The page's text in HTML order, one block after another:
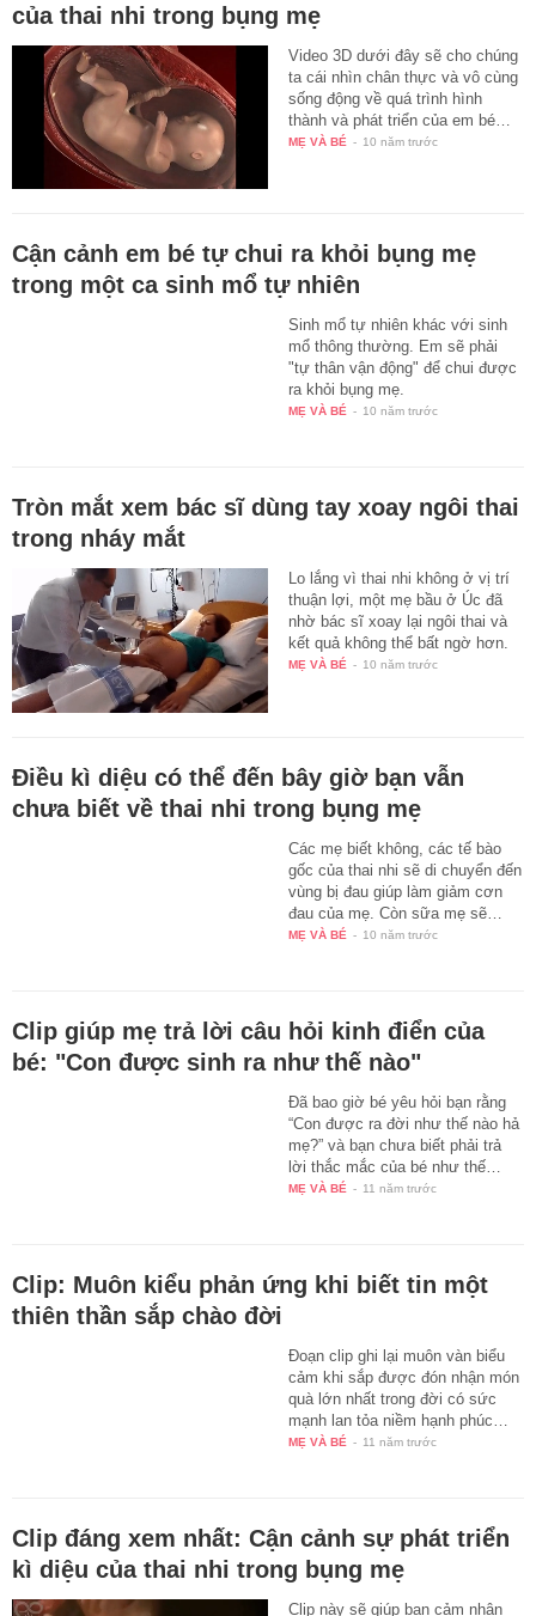
của thai nhi trong bụng mẹ
Video 3D dưới đây sẽ cho chúng
ta cái nhìn chân thực và vô cùng
sống động về quá trình hình
thành và phát triển của em bé…
MẸ VÀ BÉ - 10 năm trước
Cận cảnh em bé tự chui ra khỏi bụng mẹ
trong một ca sinh mổ tự nhiên
Sinh mổ tự nhiên khác với sinh
mổ thông thường. Em sẽ phải
"tự thân vận động" để chui được
ra khỏi bụng mẹ.
MẸ VÀ BÉ - 10 năm trước
Tròn mắt xem bác sĩ dùng tay xoay ngôi thai
trong nháy mắt
Lo lắng vì thai nhi không ở vị trí
thuận lợi, một mẹ bầu ở Úc đã
nhờ bác sĩ xoay lại ngôi thai và
kết quả không thể bất ngờ hơn.
MẸ VÀ BÉ - 10 năm trước
Điều kì diệu có thể đến bây giờ bạn vẫn
chưa biết về thai nhi trong bụng mẹ
Các mẹ biết không, các tế bào
gốc của thai nhi sẽ di chuyển đến
vùng bị đau giúp làm giảm cơn
đau của mẹ. Còn sữa mẹ sẽ…
MẸ VÀ BÉ - 10 năm trước
Clip giúp mẹ trả lời câu hỏi kinh điển của
bé: "Con được sinh ra như thế nào"
Đã bao giờ bé yêu hỏi bạn rằng
“Con được ra đời như thế nào hả
mẹ?” và bạn chưa biết phải trả
lời thắc mắc của bé như thế…
MẸ VÀ BÉ - 11 năm trước
Clip: Muôn kiểu phản ứng khi biết tin một
thiên thần sắp chào đời
Đoạn clip ghi lại muôn vàn biểu
cảm khi sắp được đón nhận món
quà lớn nhất trong đời có sức
mạnh lan tỏa niềm hạnh phúc…
MẸ VÀ BÉ - 11 năm trước
Clip đáng xem nhất: Cận cảnh sự phát triển
kì diệu của thai nhi trong bụng mẹ
Clip này sẽ giúp bạn cảm nhận